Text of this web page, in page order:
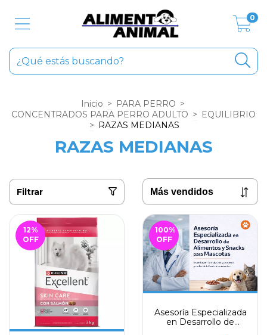
0
Inicio > PARA PERRO >
CONCENTRADOS PARA PERRO ADULTO > EQUILIBRIO
> RAZAS MEDIANAS
RAZAS MEDIANAS
Filtrar
12%
OFF
100%
OFF
Asesoría Especializada
en Desarrollo de